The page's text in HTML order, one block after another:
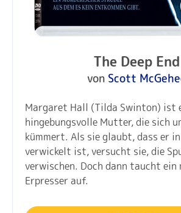
The Deep End
von Scott
Margaret Hall (Tilda Swinton) ist
hingebungsvolle Mutter, die sich
kümmert. Als sie glaubt, dass er
verwickelt ist, versucht sie, die
verwischen. Doch dann taucht
Erpresser auf.